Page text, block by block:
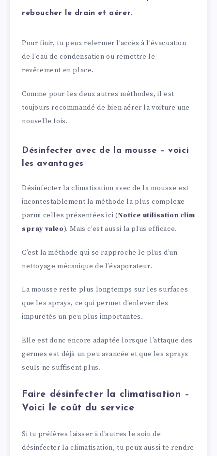
reboucher le drain et aérer.
Pour finir, tu peux refermer l’accès à l’évacuation
de l’eau de condensation ou remettre le
revêtement en place.
Comme pour les deux autres méthodes, il est
toujours recommandé de bien aérer la voiture une
nouvelle fois.
Désinfecter avec de la mousse – voici
les avantages
Désinfecter la climatisation avec de la mousse est
incontestablement la méthode la plus complexe
parmi celles présentées ici (Notice utilisation clim
spray valeo). Mais c’est aussi la plus efficace.
C’est la méthode qui se rapproche le plus d’un
nettoyage mécanique de l’évaporateur.
La mousse reste plus longtemps sur les surfaces
que les sprays, ce qui permet d’enlever des
impuretés un peu plus importantes.
Elle est donc encore adaptée lorsque l’attaque des
germes est déjà un peu avancée et que les sprays
seuls ne suffisent plus.
Faire désinfecter la climatisation –
Voici le coût du service
Si tu préfères laisser à d’autres le soin de
désinfecter la climatisation, tu peux aussi te rendre